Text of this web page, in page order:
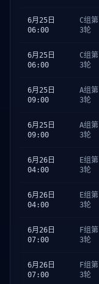
6月25日
06:00
C组第
3轮
6月25日
06:00
C组第
3轮
6月25日
09:00
A组第
3轮
6月25日
09:00
A组第
3轮
6月26日
04:00
E组第
3轮
6月26日
04:00
E组第
3轮
6月26日
07:00
F组第
3轮
6月26日
07:00
F组第
3轮